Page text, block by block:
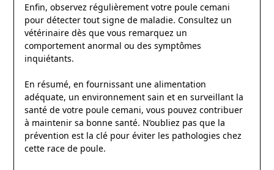
Enfin, observez régulièrement votre poule cemani
pour détecter tout signe de maladie. Consultez un
vétérinaire dès que vous remarquez un
comportement anormal ou des symptômes
inquiétants.
En résumé, en fournissant une alimentation
adéquate, un environnement sain et en surveillant la
santé de votre poule cemani, vous pouvez contribuer
à maintenir sa bonne santé. N’oubliez pas que la
prévention est la clé pour éviter les pathologies chez
cette race de poule.